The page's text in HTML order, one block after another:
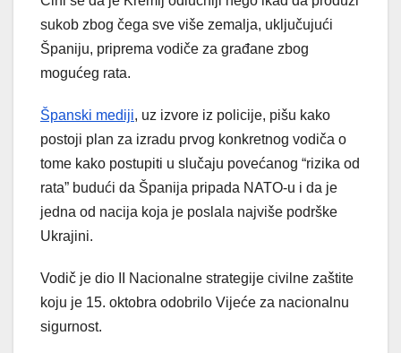
sukob zbog čega sve više zemalja, uključujući
Španiju, priprema vodiče za građane zbog
mogućeg rata.
Španski mediji, uz izvore iz policije, pišu kako
postoji plan za izradu prvog konkretnog vodiča o
tome kako postupiti u slučaju povećanog “rizika od
rata” budući da Španija pripada NATO-u i da je
jedna od nacija koja je poslala najviše podrške
Ukrajini.
Vodič je dio II Nacionalne strategije civilne zaštite
koju je 15. oktobra odobrilo Vijeće za nacionalnu
sigurnost.